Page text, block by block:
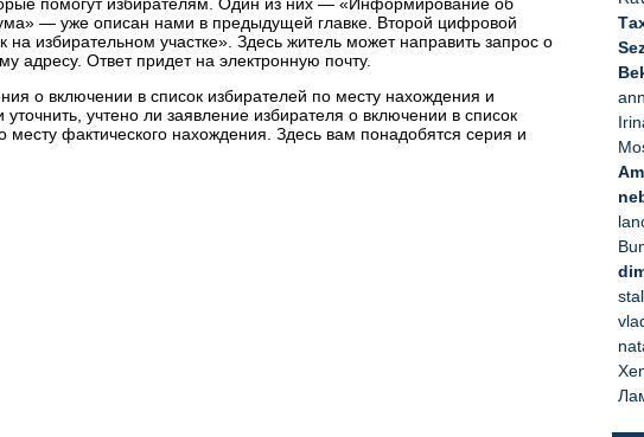
— уже описан нами в предыдущей главке. Второй цифровой
избирательном участке». Здесь житель может направить запрос о
адресу. Ответ придет на электронную почту.
о включении в список избирателей по месту нахождения и
уточнить, учтено ли заявление избирателя о включении в список
месту фактического нахождения. Здесь вам понадобятся серия и